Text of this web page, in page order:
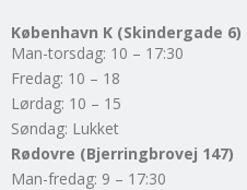
København K (Skindergade 6)
Man-torsdag: 10 – 17:30
Fredag: 10 – 18
Lørdag: 10 – 15
Søndag: Lukket
Rødovre (Bjerringbrovej 147)
Man-fredag: 9 – 17:30